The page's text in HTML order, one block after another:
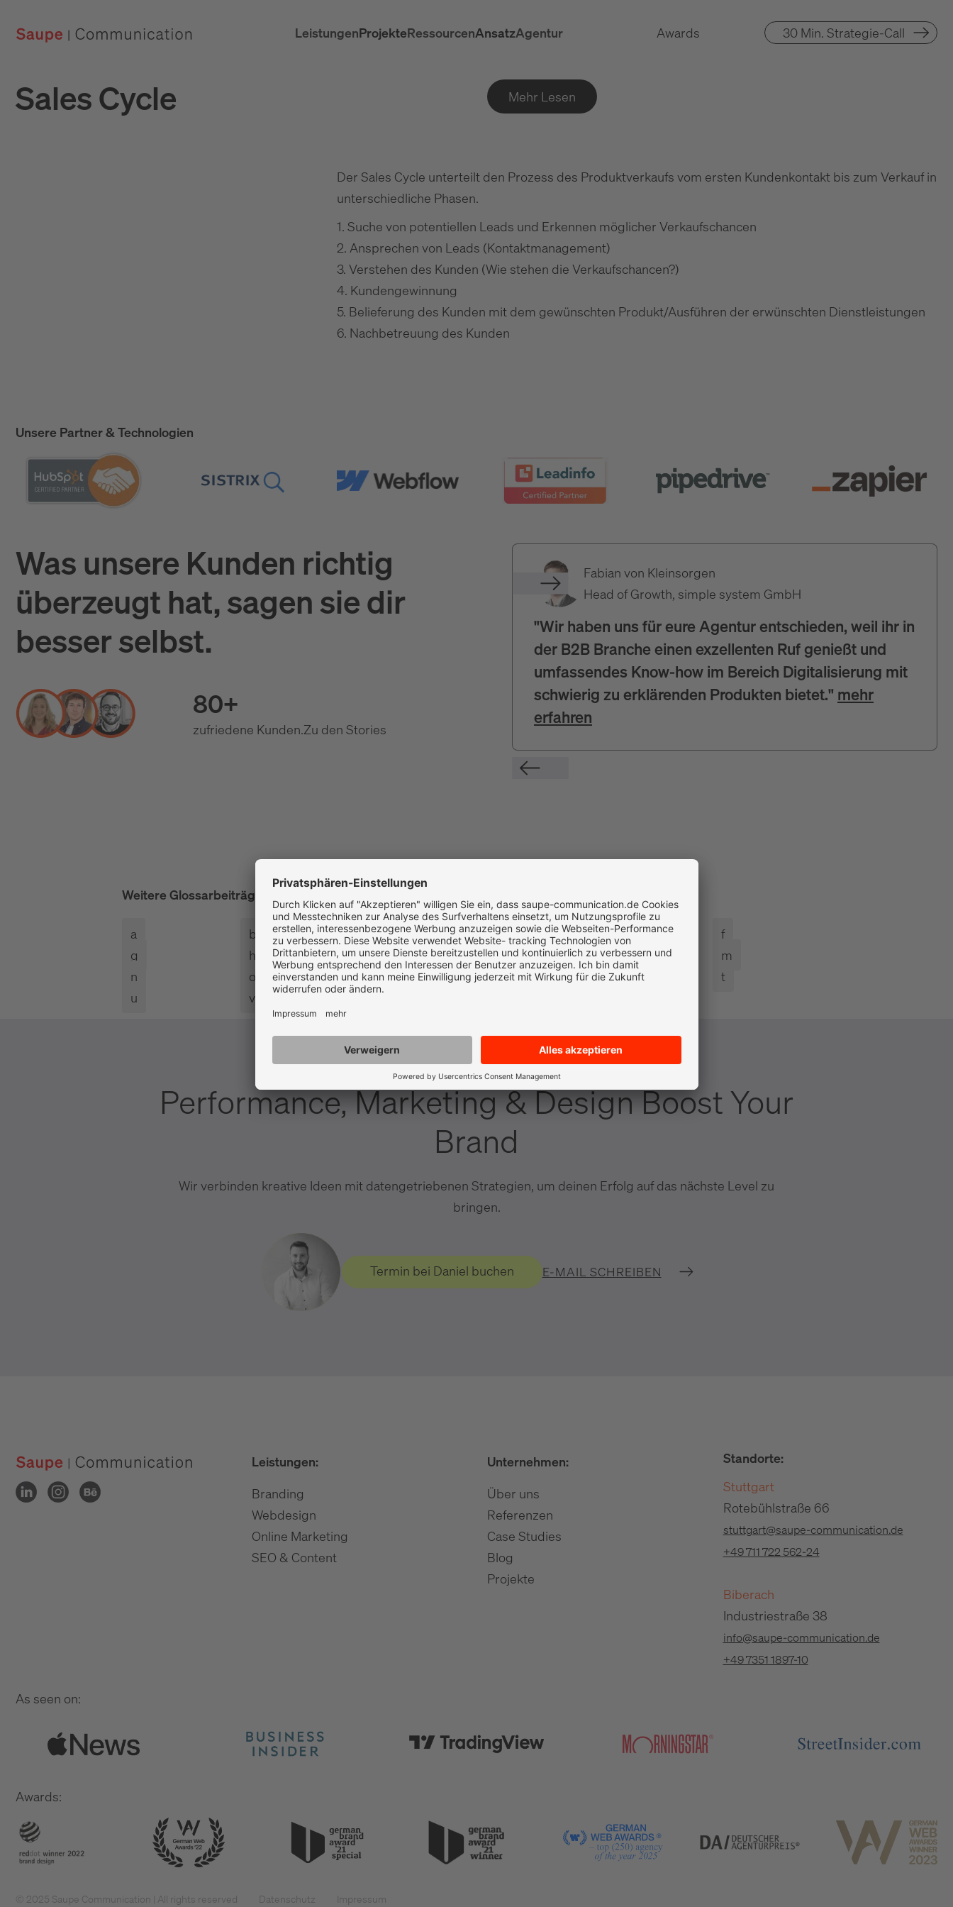
LeistungenProjekteRessourcenAnsatzAgentur Awards 30 Min. Strategie-Call
Sales Cycle Mehr Lesen
Der Sales Cycle unterteilt den Prozess des Produktverkaufs vom ersten Kundenkontakt bis zum Verkauf in
unterschiedliche Phasen.
1. Suche von potentiellen Leads und Erkennen möglicher Verkaufschancen
2. Ansprechen von Leads (Kontaktmanagement)
3. Verstehen des Kunden (Wie stehen die Verkaufschancen?)
4. Kundengewinnung
5. Belieferung des Kunden mit dem gewünschten Produkt/Ausführen der erwünschten Dienstleistungen
6. Nachbetreuung des Kunden
Unsere Partner & Technologien
Was unsere Kunden richtig
überzeugt hat, sagen sie dir
besser selbst.
80+
zufriedene Kunden.Zu den Stories
Fabian von Kleinsorgen
Head of Growth, simple system GmbH
"Wir haben uns für eure Agentur entschieden, weil ihr in
der B2B Branche einen exzellenten Ruf genießt und
umfassendes Know-how im Bereich Digitalisierung mit
schwierig zu erklärenden Produkten bietet." mehr
erfahren
Weitere Glossarbeiträge alle anzeigen
a b c d e
f
g
h i k l
m
n
o p r s
t
u
v w
Performance, Marketing & Design Boost Your
Brand
Wir verbinden kreative Ideen mit datengetriebenen Strategien, um deinen Erfolg auf das nächste Level zu
bringen.
Termin bei Daniel buchen E-MAIL SCHREIBEN
Leistungen:
Branding
Webdesign
Online Marketing
SEO & Content
Unternehmen:
Über uns
Referenzen
Case Studies
Blog
Projekte
Standorte:
Stuttgart
Rotebühlstraße 66
stuttgart@saupe-communication.de
+49 711 722 562-24
Biberach
Industriestraße 38
info@saupe-communication.de
+49 7351 1897-10
As seen on:
Awards:
© 2025 Saupe Communication | All rights reserved Datenschutz Impressum